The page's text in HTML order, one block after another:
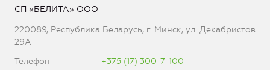
СП «БЕЛИТА» ООО
220089, Республика Беларусь, г. Минск, ул. Декабристов
29А
Телефон
+375 (17) 300-7-100